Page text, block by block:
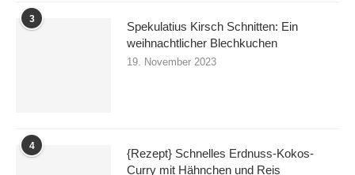
3
Spekulatius Kirsch Schnitten: Ein
weihnachtlicher Blechkuchen
19. November 2023
4
{Rezept} Schnelles Erdnuss-Kokos-
Curry mit Hähnchen und Reis